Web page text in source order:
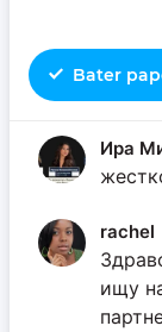
Bater
Ира
rachel
ищу